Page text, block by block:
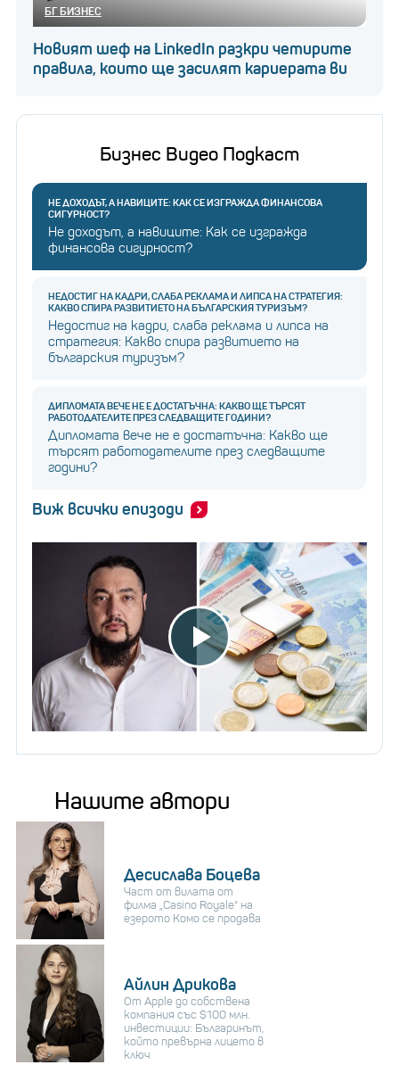
БГ БИЗНЕС
Новият шеф на LinkedIn разкри четирите
правила, които ще засилят кариерата ви
Бизнес Видео Подкаст
НЕ ДОХОДЪТ, А НАВИЦИТЕ: КАК СЕ ИЗГРАЖДА ФИНАНСОВА
СИГУРНОСТ?
Не доходът, а навиците: Как се изгражда
финансова сигурност?
НЕДОСТИГ НА КАДРИ, СЛАБА РЕКЛАМА И ЛИПСА НА СТРАТЕГИЯ:
КАКВО СПИРА РАЗВИТИЕТО НА БЪЛГАРСКИЯ ТУРИЗЪМ?
Недостиг на кадри, слаба реклама и липса на
стратегия: Какво спира развитието на
българския туризъм?
ДИПЛОМАТА ВЕЧЕ НЕ Е ДОСТАТЪЧНА: КАКВО ЩЕ ТЪРСЯТ
РАБОТОДАТЕЛИТЕ ПРЕЗ СЛЕДВАЩИТЕ ГОДИНИ?
Дипломата вече не е достатъчна: Какво ще
търсят работодателите през следващите
години?
Виж всички епизоди
Нашите автори
Десислава Боцева
Част от вилата от
филма „Casino Royale“ на
езерото Комо се продава
Айлин Дрикова
От Apple до собствена
компания със $100 млн.
инвестиции: Българинът,
който превърна лицето в
ключ